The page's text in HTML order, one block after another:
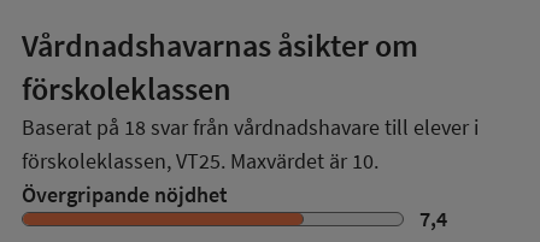
Vårdnadshavarnas åsikter om
förskoleklassen
Baserat på 18 svar från vårdnadshavare till elever i
förskoleklassen,VT25. Maxvärdet är 10.
Övergripande nöjdhet
7,4